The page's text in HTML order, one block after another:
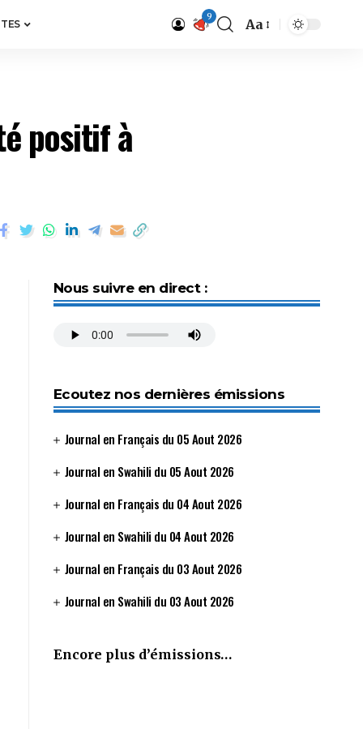
9 Aa
positif à
Nous suivre en direct :
Ecoutez nos dernières émissions
Journal en Français du 05 Aout 2026
Journal en Swahili du 05 Aout 2026
Journal en Français du 04 Aout 2026
Journal en Swahili du 04 Aout 2026
Journal en Français du 03 Aout 2026
Journal en Swahili du 03 Aout 2026
Encore plus d’émissions…